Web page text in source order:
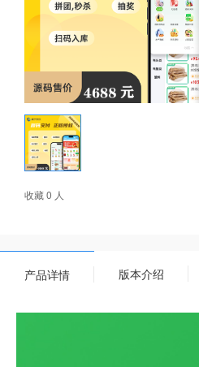
收藏 0 人
产品详情 版本介绍